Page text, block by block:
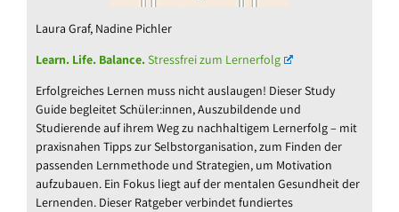
Laura Graf, Nadine Pichler
Learn. Life. Balance.Stressfrei zum Lernerfolg
Erfolgreiches Lernen muss nicht auslaugen! Dieser Study
Guide begleitet Schüler:innen, Auszubildende und
Studierende auf ihrem Weg zu nachhaltigem Lernerfolg – mit
praxisnahen Tipps zur Selbstorganisation, zum Finden der
passenden Lernmethode und Strategien, um Motivation
aufzubauen. Ein Fokus liegt auf der mentalen Gesundheit der
Lernenden. Dieser Ratgeber verbindet fundiertes